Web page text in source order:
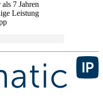
7 Jahren
Leistung